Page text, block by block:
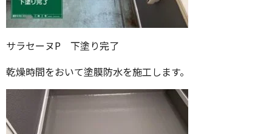
サラセーヌP 下塗り完了
乾燥時間をおいて塗膜防水を施工します。